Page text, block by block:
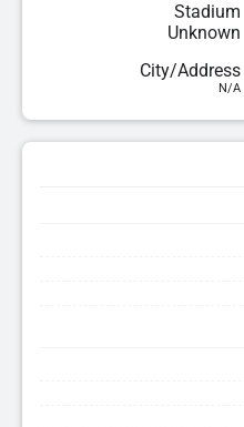
Stadium
Unknown
City/Address
N/A